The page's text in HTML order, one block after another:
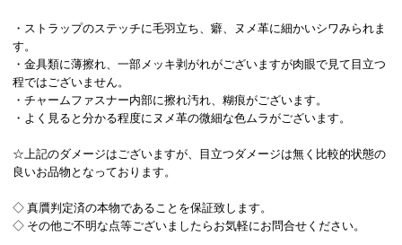
・ストラップのステッチに毛羽立ち、癖、ヌメ革に細かいシワみられま
す。
・金具類に薄擦れ、一部メッキ剥がれがございますが肉眼で見て目立つ
程ではございません。
・チャームファスナー内部に擦れ汚れ、糊痕がございます。
・よく見ると分かる程度にヌメ革の微細な色ムラがございます。
☆上記のダメージはございますが、目立つダメージは無く比較的状態の
良いお品物となっております。
◇ 真贋判定済の本物であることを保証致します。
◇ その他ご不明な点等ございましたらお気軽にお問合せください。